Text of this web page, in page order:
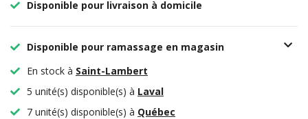
Disponible pour livraison à domicile
Disponible pour ramassage en magasin
En stock à Saint-Lambert
5 unité(s) disponible(s) à Laval
7 unité(s) disponible(s) à Québec